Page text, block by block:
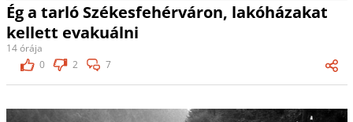
Ég a tarló Székesfehérváron, lakóházakat
kellett evakuálni
14 órája
0
2 7